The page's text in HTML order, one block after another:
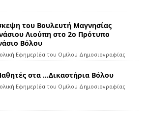
του Βουλευτή Μαγνησίας
Λιούπη στο 2ο Πρότυπο
Βόλου
Εφημερίδα του Ομίλου Δημοσιογραφίας
στα …Δικαστήρια Βόλου
Εφημερίδα του Ομίλου Δημοσιογραφίας